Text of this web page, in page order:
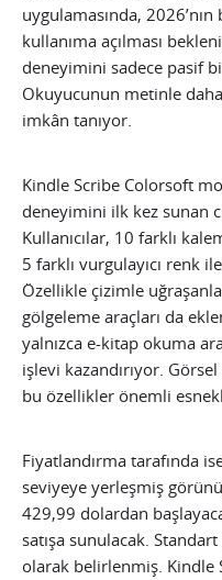
uygulamasında,
kullanıma açılması
deneyimini sadece pasif
Okuyucunun metinle
imkân tanıyor.
Kindle Scribe Colorsoft
deneyimini ilk kez sunan
Kullanıcılar, 10 farklı
5 farklı vurgulayıcı renk
Özellikle çizimle
gölgeleme araçları da
yalnızca e-kitap okuma
işlevi kazandırıyor.
bu özellikler önemli
Fiyatlandırma tarafında
seviyeye yerleşmiş
429,99 dolardan
satışa sunulacak.
olarak belirlenmiş. Kindle